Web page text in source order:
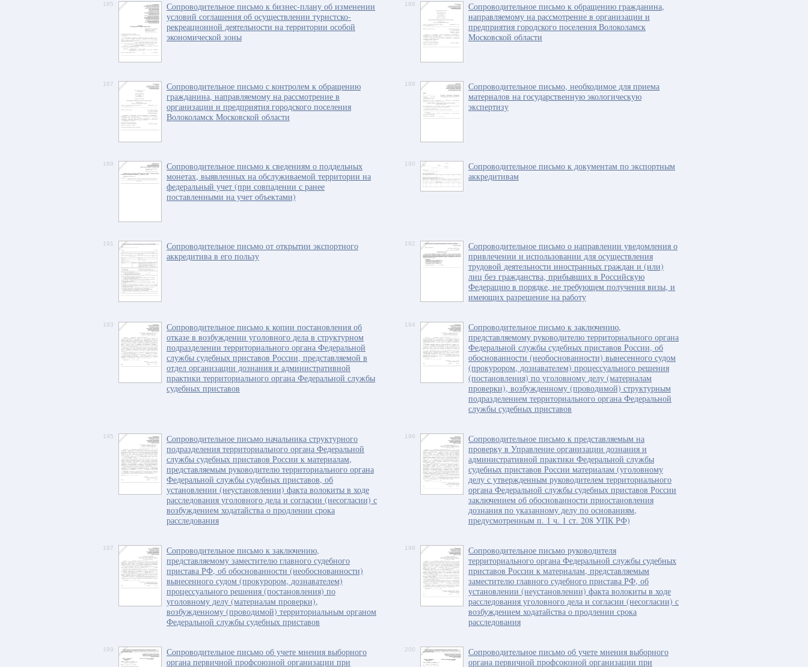
185
Сопроводительное письмо к бизнес-плану об изменении
условий соглашения об осуществлении туристско-
рекреационной деятельности на территории особой
экономической зоны
186
Сопроводительное письмо к обращению гражданина,
направляемому на рассмотрение в организации и
предприятия городского поселения Волоколамск
Московской области
187
Сопроводительное письмо с контролем к обращению
гражданина, направляемому на рассмотрение в
организации и предприятия городского поселения
Волоколамск Московской области
188
Сопроводительное письмо, необходимое для приема
материалов на государственную экологическую
экспертизу
189
Сопроводительное письмо к сведениям о поддельных
монетах, выявленных на обслуживаемой территории на
федеральный учет (при совпадении с ранее
поставленными на учет объектами)
190
Сопроводительное письмо к документам по экспортным
аккредитивам
191
Сопроводительное письмо от открытии экспортного
аккредитива в его пользу
192
Сопроводительное письмо о направлении уведомления о
привлечении и использовании для осуществления
трудовой деятельности иностранных граждан и (или)
лиц без гражданства, прибывших в Российскую
Федерацию в порядке, не требующем получения визы, и
имеющих разрешение на работу
193
Сопроводительное письмо к копии постановления об
отказе в возбуждении уголовного дела в структурном
подразделении территориального органа Федеральной
службы судебных приставов России, представляемой в
отдел организации дознания и административной
практики территориального органа Федеральной службы
судебных приставов
194
Сопроводительное письмо к заключению,
представляемому руководителю территориального органа
Федеральной службы судебных приставов России, об
обоснованности (необоснованности) вынесенного судом
(прокурором, дознавателем) процессуального решения
(постановления) по уголовному делу (материалам
проверки), возбужденному (проводимой) структурным
подразделением территориального органа Федеральной
службы судебных приставов
195
Сопроводительное письмо начальника структурного
подразделения территориального органа Федеральной
службы судебных приставов России к материалам,
представляемым руководителю территориального органа
Федеральной службы судебных приставов, об
установлении (неустановлении) факта волокиты в ходе
расследования уголовного дела и согласии (несогласии) с
возбуждением ходатайства о продлении срока
расследования
196
Сопроводительное письмо к представляемым на
проверку в Управление организации дознания и
административной практики Федеральной службы
судебных приставов России материалам (уголовному
делу с утвержденным руководителем территориального
органа Федеральной службы судебных приставов России
заключением об обоснованности приостановления
дознания по указанному делу по основаниям,
предусмотренным п. 1 ч. 1 ст. 208 УПК РФ)
197
Сопроводительное письмо к заключению,
представляемому заместителю главного судебного
пристава РФ, об обоснованности (необоснованности)
вынесенного судом (прокурором, дознавателем)
процессуального решения (постановления) по
уголовному делу (материалам проверки),
возбужденному (проводимой) территориальным органом
Федеральной службы судебных приставов
198
Сопроводительное письмо руководителя
территориального органа Федеральной службы судебных
приставов России к материалам, представляемым
заместителю главного судебного пристава РФ, об
установлении (неустановлении) факта волокиты в ходе
расследования уголовного дела и согласии (несогласии) с
возбуждением ходатайства о продлении срока
расследования
199
Сопроводительное письмо об учете мнения выборного
органа первичной профсоюзной организации при
200
Сопроводительное письмо об учете мнения выборного
органа первичной профсоюзной организации при